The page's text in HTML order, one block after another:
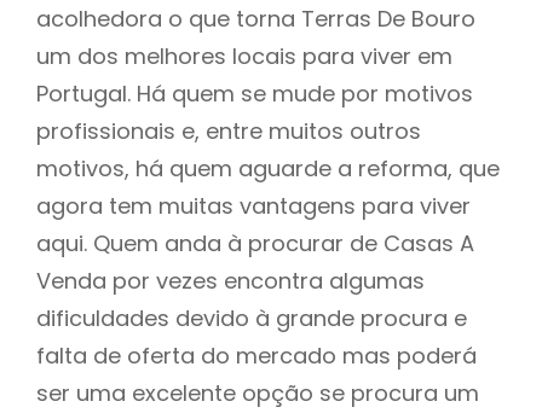
acolhedora o que torna Terras De Bouro
um dos melhores locais para viver em
Portugal. Há quem se mude por motivos
profissionais e, entre muitos outros
motivos, há quem aguarde a reforma, que
agora tem muitas vantagens para viver
aqui. Quem anda à procurar de Casas A
Venda por vezes encontra algumas
dificuldades devido à grande procura e
falta de oferta do mercado mas poderá
ser uma excelente opção se procura um